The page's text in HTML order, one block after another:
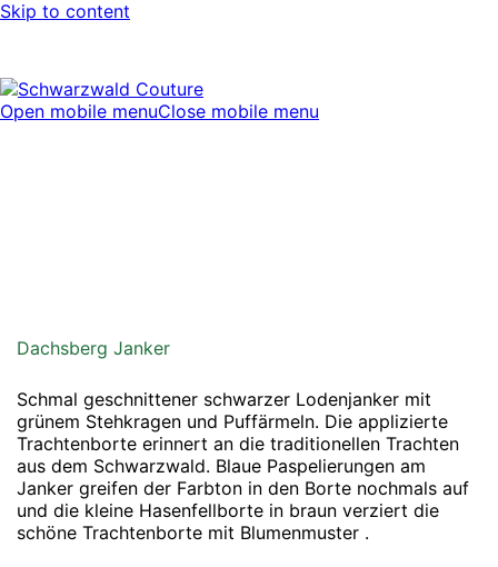
Skip to content
Open mobile menuClose mobile menu
Dachsberg Janker
Schmal geschnittener schwarzer Lodenjanker mit
grünem Stehkragen und Puffärmeln. Die applizierte
Trachtenborte erinnert an die traditionellen Trachten
aus dem Schwarzwald. Blaue Paspelierungen am
Janker greifen der Farbton in den Borte nochmals auf
und die kleine Hasenfellborte in braun verziert die
schöne Trachtenborte mit Blumenmuster .